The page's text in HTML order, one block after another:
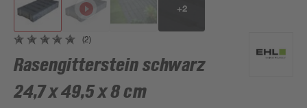
+2
(2)
Rasengitterstein schwarz
24,7 x 49,5 x 8 cm